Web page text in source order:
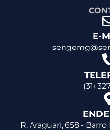
E-
(31)
R. Araguari, 658 -